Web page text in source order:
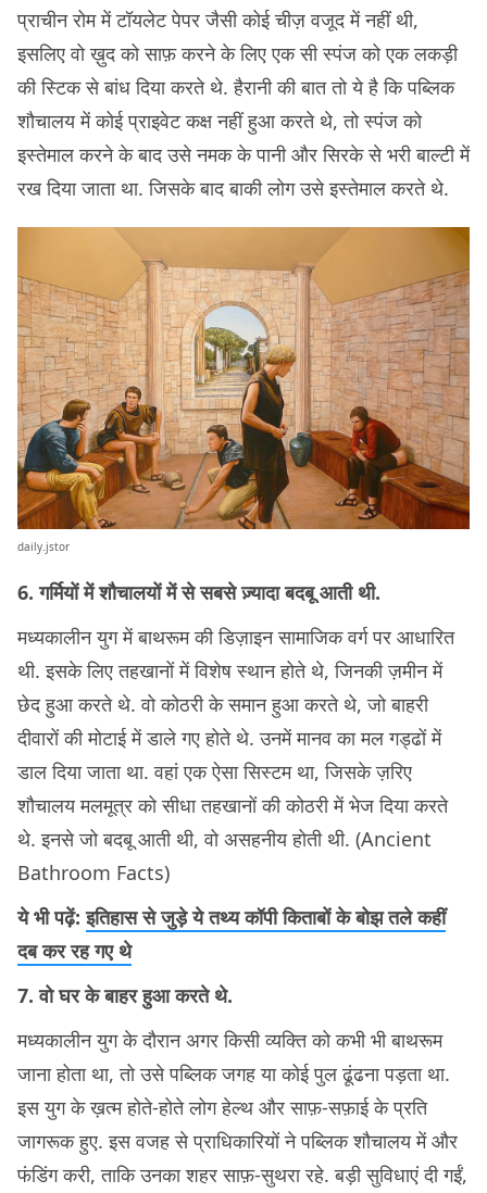
प्राचीन रोम में टॉयलेट पेपर जैसी कोई चीज़ वजूद में नहीं थी,
इसलिए वो ख़ुद को साफ़ करने के लिए एक सी स्पंज को एक लकड़ी
की स्टिक से बांध दिया करते थे. हैरानी की बात तो ये है कि पब्लिक
शौचालय में कोई प्राइवेट कक्ष नहीं हुआ करते थे, तो स्पंज को
इस्तेमाल करने के बाद उसे नमक के पानी और सिरके से भरी बाल्टी में
रख दिया जाता था. जिसके बाद बाकी लोग उसे इस्तेमाल करते थे.
daily.jstor
6. गर्मियों में शौचालयों में से सबसे ज़्यादा बदबू आती थी.
मध्यकालीन युग में बाथरूम की डिज़ाइन सामाजिक वर्ग पर आधारित
थी. इसके लिए तहखानों में विशेष स्थान होते थे, जिनकी ज़मीन में
छेद हुआ करते थे. वो कोठरी के समान हुआ करते थे, जो बाहरी
दीवारों की मोटाई में डाले गए होते थे. उनमें मानव का मल गड्ढों में
डाल दिया जाता था. वहां एक ऐसा सिस्टम था, जिसके ज़रिए
शौचालय मलमूत्र को सीधा तहखानों की कोठरी में भेज दिया करते
थे. इनसे जो बदबू आती थी, वो असहनीय होती थी. (Ancient
Bathroom Facts)
ये भी पढ़ें:इतिहास से जुड़े ये तथ्य कॉपी किताबों के बोझ तले कहीं
दब कर रह गए थे
7. वो घर के बाहर हुआ करते थे.
मध्यकालीन युग के दौरान अगर किसी व्यक्ति को कभी भी बाथरूम
जाना होता था, तो उसे पब्लिक जगह या कोई पुल ढूंढना पड़ता था.
इस युग के ख़त्म होते-होते लोग हेल्थ और साफ़-सफ़ाई के प्रति
जागरूक हुए. इस वजह से प्राधिकारियों ने पब्लिक शौचालय में और
फंडिंग करी, ताकि उनका शहर साफ़-सुथरा रहे. बड़ी सुविधाएं दी गईं,